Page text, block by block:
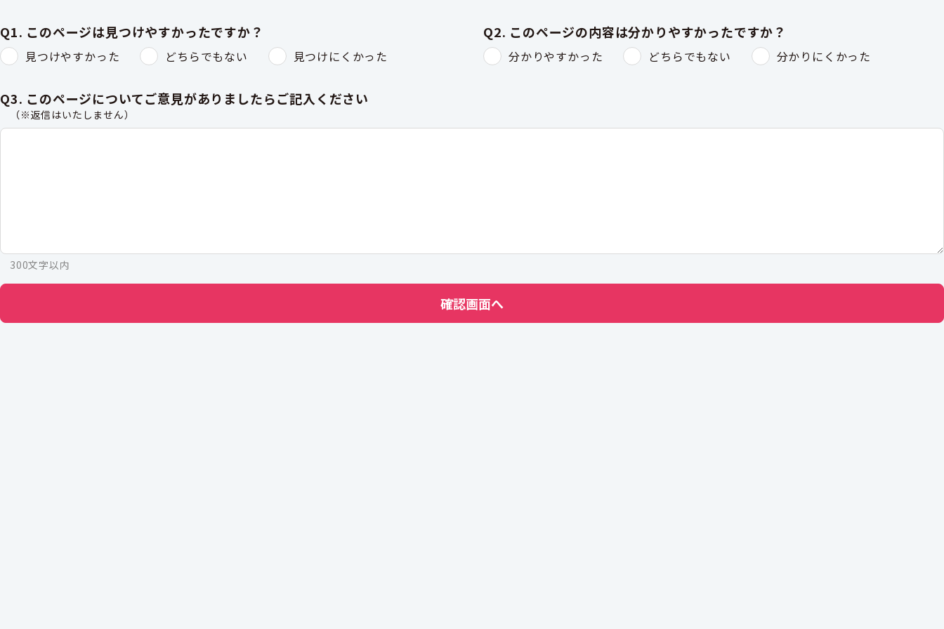
Q1. このページは見つけやすかったですか？
見つけやすかった どちらでもない 見つけにくかった
Q2. このページの内容は分かりやすかったですか？
分かりやすかった どちらでもない 分かりにくかった
Q3. このページについてご意見がありましたらご記入ください
（※返信はいたしません）
300文字以内